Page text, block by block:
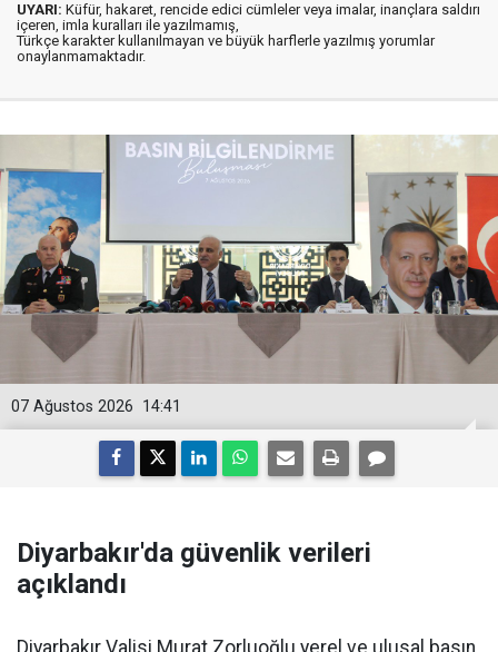
UYARI: Küfür, hakaret, rencide edici cümleler veya imalar, inançlara saldırı
içeren, imla kuralları ile yazılmamış,
Türkçe karakter kullanılmayan ve büyük harflerle yazılmış yorumlar
onaylanmamaktadır.
14:41
07 Ağustos 2026
Diyarbakır'da güvenlik verileri
açıklandı
Diyarbakır Valisi Murat Zorluoğlu yerel ve ulusal basın